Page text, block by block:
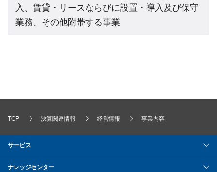
入、賃貸・リースならびに設置・導入及び保守
業務、その他附帯する事業
TOP 決算関連情報 経営情報 事業内容
サービス
ナレッジセンター